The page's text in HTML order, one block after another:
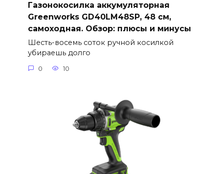
Газонокосилка аккумуляторная
Greenworks GD40LM48SP, 48 см,
самоходная. Обзор: плюсы и минусы
Шесть-восемь соток ручной косилкой
убираешь долго
0 10